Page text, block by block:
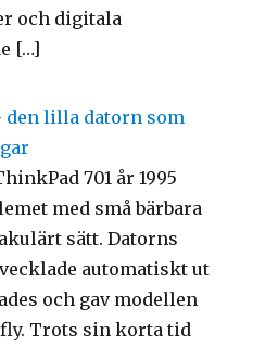
och digitala
[…]
den lilla datorn som
701 år 1995
med små bärbara
sätt. Datorns
automatiskt ut
och gav modellen
Trots sin korta tid